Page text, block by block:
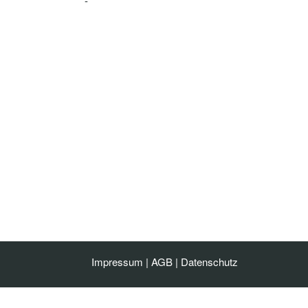
Impressum | AGB | Datenschutz